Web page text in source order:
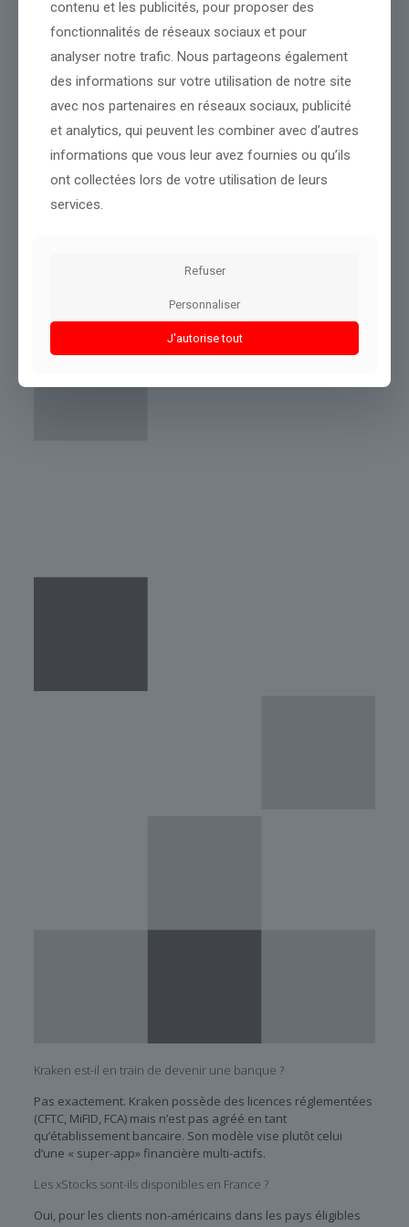
une recommandation d’achat ou de vente d’actifs financiers. Les
crypto-actifs sont des instruments hautement volatils comportant
Kraken est-il en train de devenir une banque ?
Pas exactement. Kraken possède des licences réglementées
(CFTC, MiFID, FCA) mais n’est pas agréé en tant
qu’établissement bancaire. Son modèle vise plutôt celui
d’une « super-app» financière multi-actifs.
Les xStocks sont-ils disponibles en France ?
Oui, pour les clients non-américains dans les pays éligibles
contenu et les publicités, pour proposer des
fonctionnalités de réseaux sociaux et pour
analyser notre trafic. Nous partageons également
des informations sur votre utilisation de notre site
avec nos partenaires en réseaux sociaux, publicité
et analytics, qui peuvent les combiner avec d’autres
informations que vous leur avez fournies ou qu’ils
ont collectées lors de votre utilisation de leurs
services.
Refuser
Personnaliser
J'autorise tout